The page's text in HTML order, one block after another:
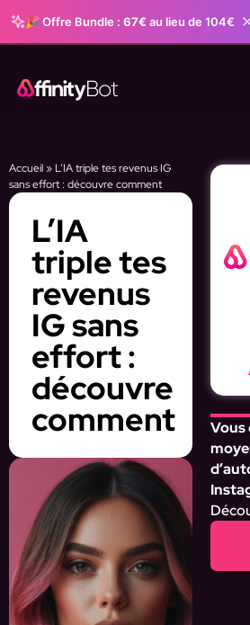
🎉 Offre Bundle : 67€ au lieu de 104€
Accueil» L’IA triple tes revenus IG
sans effort : découvre comment
L’IA
triple tes
revenus
IG sans
effort :
découvre
comment
Vous